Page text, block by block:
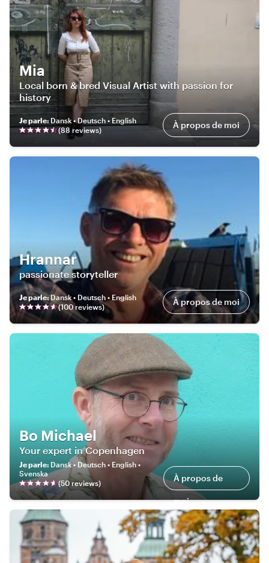
Mia
Local born & bred Visual Artist with passion for
history
Je parle: Dansk • Deutsch • English
(88reviews) À propos de moi
Hrannar
passionate storyteller
Je parle:Dansk • Deutsch • English
(100 reviews) À propos de moi
Bo Michael
Your expert in Copenhagen
Je parle: Dansk • Deutsch • English •
Svenska
(50reviews) À propos de
moi